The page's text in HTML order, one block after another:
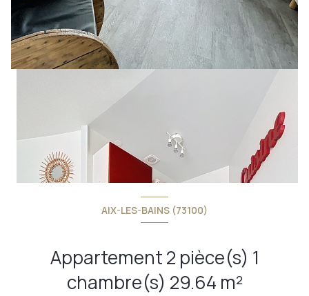
AIX-LES-BAINS (73100)
Appartement 2 pièce(s) 1
chambre(s) 29.64 m²